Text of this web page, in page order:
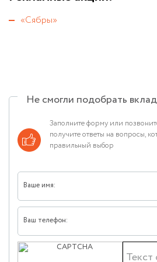
«Сябры»
Не смогли подобрать
Заполните форму или
получите ответы на вопросы,
правильный выбор
Ваше имя:
Ваш телефон: